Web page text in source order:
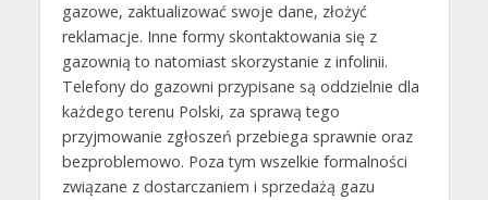
gazowe, zaktualizować swoje dane, złożyć
reklamacje. Inne formy skontaktowania się z
gazownią to natomiast skorzystanie z infolinii.
Telefony do gazowni przypisane są oddzielnie dla
każdego terenu Polski, za sprawą tego
przyjmowanie zgłoszeń przebiega sprawnie oraz
bezproblemowo. Poza tym wszelkie formalności
związane z dostarczaniem i sprzedażą gazu